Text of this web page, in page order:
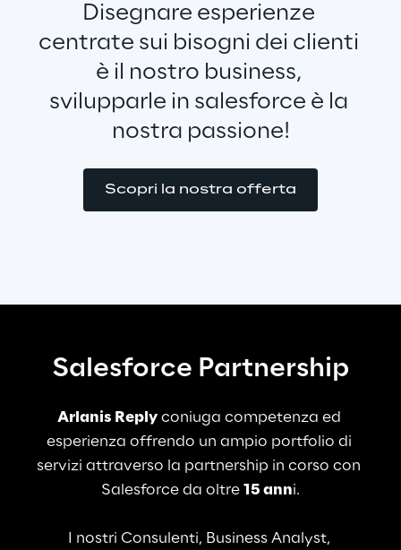
Disegnare esperienze
centrate sui bisogni dei clienti
è il nostro business,
svilupparle in salesforce è la
nostra passione!
Scopri la nostra offerta
Salesforce Partnership
Arlanis Reply coniuga competenza ed
esperienza offrendo un ampio portfolio di
servizi attraverso la partnership in corso con
Salesforce da oltre 15 anni.
I nostri Consulenti, Business Analyst,